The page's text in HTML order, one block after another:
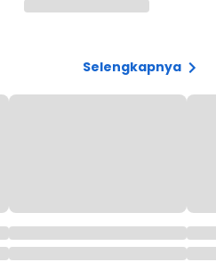
Tenggara, Begini
Selengkapnya